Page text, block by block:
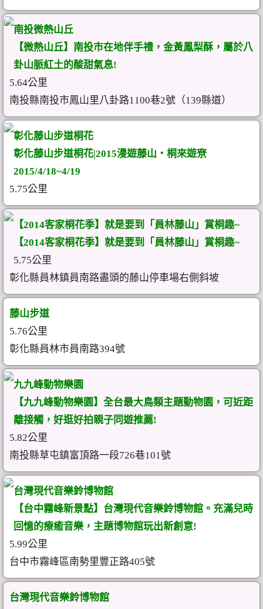
南投微熱山丘
【微熱山丘】南投市在地伴手禮，金黃鳳梨酥，屬於八
卦山脈紅土的酸甜氣息!
5.64公里
南投縣南投市鳳山里八卦路1100巷2號（139縣道）
彰化藤山步道桐花
彰化藤山步道桐花|2015漫遊藤山‧桐來遊尞
2015/4/18~4/19
5.75公里
【2014客家桐花季】就是要到「員林藤山」賞桐趣~
【2014客家桐花季】就是要到「員林藤山」賞桐趣~
5.75公里
彰化縣員林鎮員南路盡頭的藤山停車場右側斜坡
藤山步道
5.76公里
彰化縣員林市員南路394號
九九峰動物樂園
【九九峰動物樂園】全台最大鳥類主題動物園，可近距
離接觸，好逛好拍親子同遊推薦!
5.82公里
南投縣草屯鎮富頂路一段726巷101號
台灣現代音樂鈴博物館
【台中霧峰新景點】台灣現代音樂鈴博物館。充滿兒時
回憶的療癒音樂，主題博物館玩出新創意!
5.99公里
台中市霧峰區南勢里豐正路405號
台灣現代音樂鈴博物館